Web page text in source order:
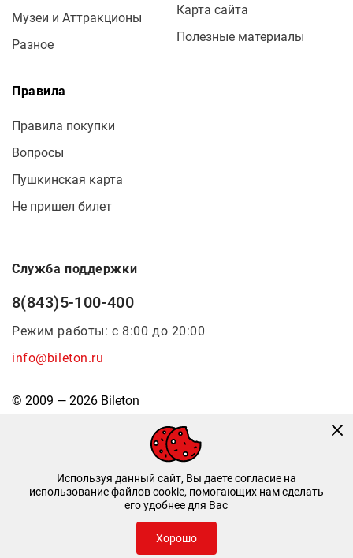
Музеи и Аттракционы
Разное
Карта сайта
Полезные материалы
Правила
Правила покупки
Вопросы
Пушкинская карта
Не пришел билет
Служба поддержки
8(843)5-100-400
Режим работы: с 8:00 до 20:00
info@bileton.ru
© 2009 — 2026 Bileton
Инфоматика
—Дизайн и разработка
Используя данный сайт, Вы даете согласие на
использование файлов cookie, помогающих нам сделать
его удобнее для Вас
Хорошо